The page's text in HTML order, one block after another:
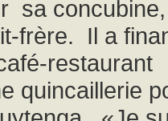
sa
frère. Il a
quincaillerie